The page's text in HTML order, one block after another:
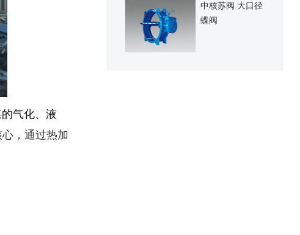
气化、液
，通过热加
中核苏阀 大口径
蝶阀